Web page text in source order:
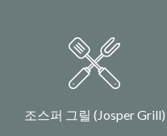
조스퍼 그릴 (Josper Grill)